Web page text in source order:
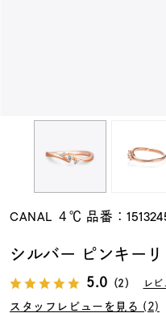
ファッションテイス
ト
CANAL ４℃ 品番：
シルバー ピンキー
5.0 （2） レビ
スタッフレビューを見る (2)